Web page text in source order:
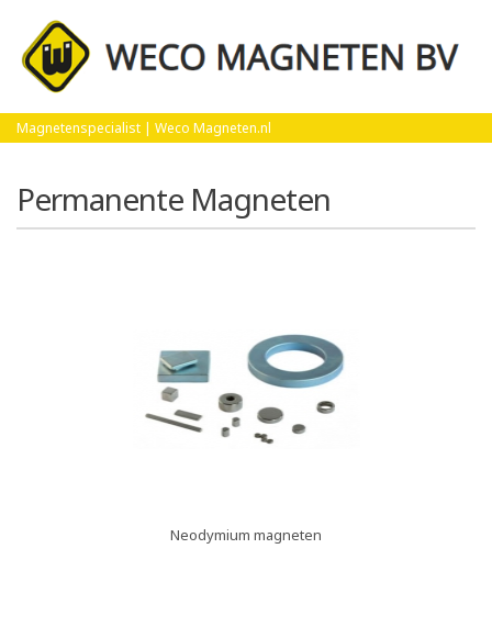
Magnetenspecialist | Weco Magneten.nl
Home Permanente Magneten
Permanente Magneten
Neodymium magneten